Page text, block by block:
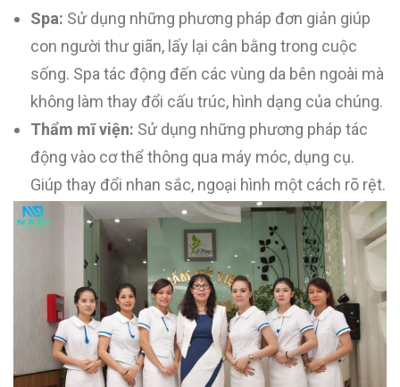
Spa: Sử dụng những phương pháp đơn giản giúp
con người thư giãn, lấy lại cân bằng trong cuộc
sống. Spa tác động đến các vùng da bên ngoài mà
không làm thay đổi cấu trúc, hình dạng của chúng.
Thẩm mĩ viện: Sử dụng những phương pháp tác
động vào cơ thể thông qua máy móc, dụng cụ.
Giúp thay đổi nhan sắc, ngoại hình một cách rõ rệt.